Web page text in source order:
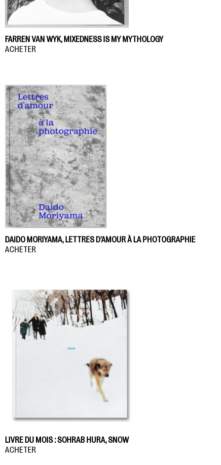
FARREN VAN WYK, MIXEDNESS IS MY MYTHOLOGY
ACHETER
DAIDO MORIYAMA, LETTRES D’AMOUR À LA PHOTOGRAPHIE
ACHETER
LIVRE DU MOIS : SOHRAB HURA, SNOW
ACHETER